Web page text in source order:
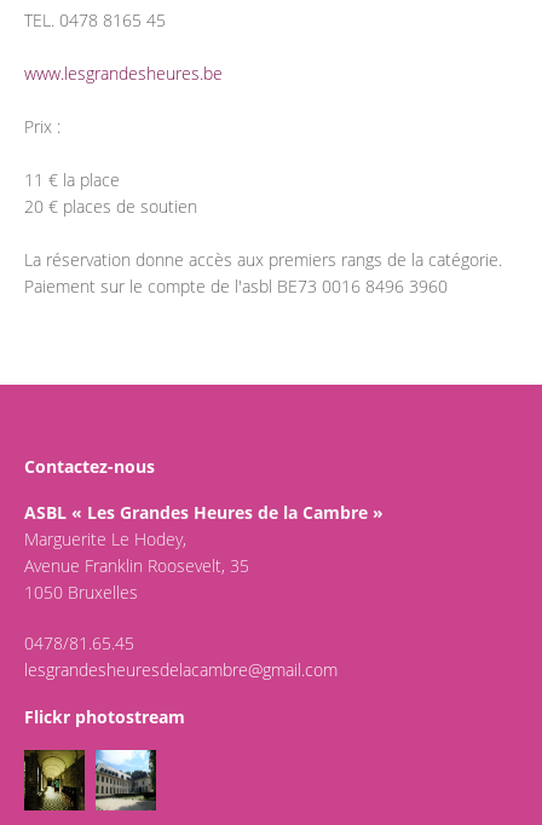
TEL. 0478 8165 45
www.lesgrandesheures.be
Prix :
11 € la place
20 € places de soutien
La réservation donne accès aux premiers rangs de la catégorie.
Paiement sur le compte de l'asbl BE73 0016 8496 3960
Contactez-nous
ASBL « Les Grandes Heures de la Cambre »
Marguerite Le Hodey,
Avenue Franklin Roosevelt, 35
1050 Bruxelles
0478/81.65.45
lesgrandesheuresdelacambre@gmail.com
Flickr photostream